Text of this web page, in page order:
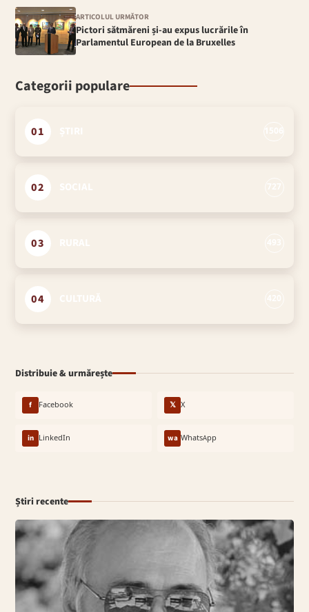
ARTICOLUL URMĂTOR
Pictori sătmăreni și-au expus lucrările în
Parlamentul European de la Bruxelles
Categorii populare
01
02
03
04
Distribuie & urmărește
f Facebook 𝕏 X
in LinkedIn wa WhatsApp
Știri recente